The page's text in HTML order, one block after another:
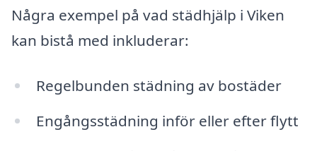
Några exempel på vad städhjälp i Viken
kan bistå med inkluderar:
Regelbunden städning av bostäder
Engångsstädning inför eller efter flytt